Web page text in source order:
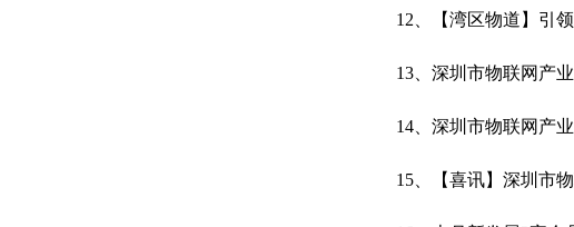
12、【湾区物道】引
13、深圳市物联网产
14、深圳市物联网产
15、【喜讯】深圳市